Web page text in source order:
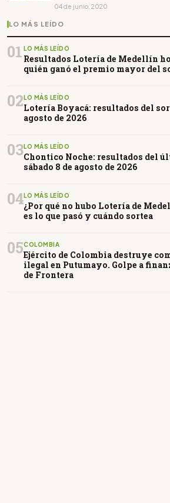
04 de junio, 2020
LO MÁS LEÍDO
01 LO MÁS LEÍDO
Resultados Lotería de Medellín
quién ganó el premio mayor del
02LO MÁS LEÍDO
Lotería Boyacá: resultados del
agosto de 2026
03LO MÁS LEÍDO
Chontico Noche: resultados del
sábado 8 de agosto de 2026
04LO MÁS LEÍDO
¿Por qué no hubo Lotería de
es lo que pasó y cuándo sortea
05COLOMBIA
Ejército de Colombia destruye
ilegal en Putumayo. Golpe a
de Frontera